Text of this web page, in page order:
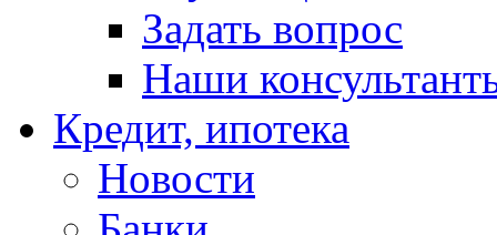
Задать вопрос
Наши
Кредит, ипотека
Новости